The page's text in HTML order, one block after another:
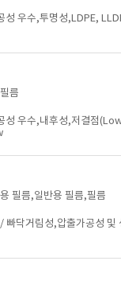
성 우수,투명성,LDPE,
름
성 우수,내후성,저결점
필름,일반용 필름,필름
빠닥거림성,압출가공성 및